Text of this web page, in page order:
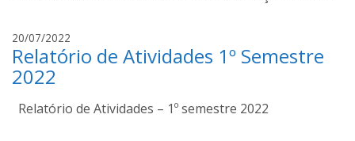
t
20/07/2022
s
m
Relatório de Atividades 1º Semestre
2022
Relatório de Atividades – 1º semestre 2022